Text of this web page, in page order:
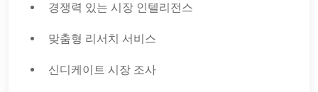
경쟁력 있는 시장 인텔리전스
맞춤형 리서치 서비스
신디케이트 시장 조사